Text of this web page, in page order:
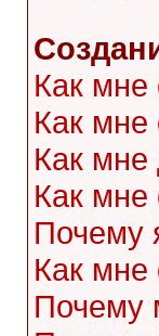
Как мне
Как мне
Как мне
Как мне
Почему
Как мне
Почему